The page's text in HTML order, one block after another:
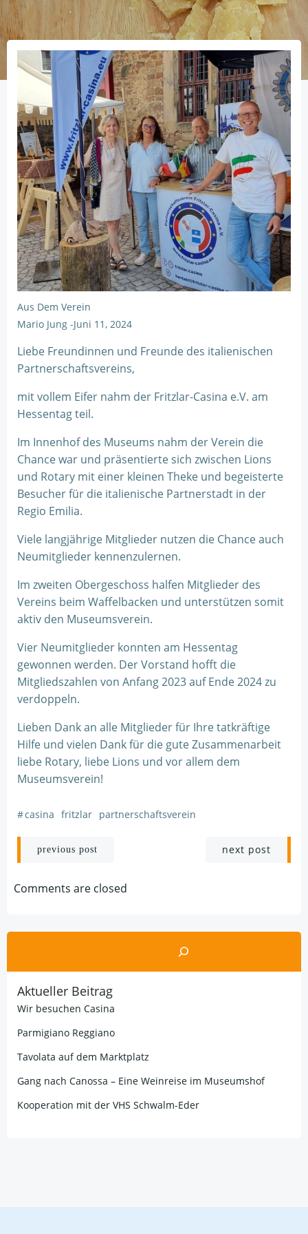
Aus Dem Verein
Mario Jung -Juni 11, 2024
Liebe Freundinnen und Freunde des italienischen
Partnerschaftsvereins,
mit vollem Eifer nahm der Fritzlar-Casina e.V. am
Hessentag teil.
Im Innenhof des Museums nahm der Verein die
Chance war und präsentierte sich zwischen Lions
und Rotary mit einer kleinen Theke und begeisterte
Besucher für die italienische Partnerstadt in der
Regio Emilia.
Viele langjährige Mitglieder nutzen die Chance auch
Neumitglieder kennenzulernen.
Im zweiten Obergeschoss halfen Mitglieder des
Vereins beim Waffelbacken und unterstützen somit
aktiv den Museumsverein.
Vier Neumitglieder konnten am Hessentag
gewonnen werden. Der Vorstand hofft die
Mitgliedszahlen von Anfang 2023 auf Ende 2024 zu
verdoppeln.
Lieben Dank an alle Mitglieder für Ihre tatkräftige
Hilfe und vielen Dank für die gute Zusammenarbeit
liebe Rotary, liebe Lions und vor allem dem
Museumsverein!
#casina fritzlar partnerschaftsverein
Post
navigation
previous post next post
Comments are closed
Suchen
Aktueller Beitrag
Wir besuchen Casina
Parmigiano Reggiano
Tavolata auf dem Marktplatz
Gang nach Canossa – Eine Weinreise im Museumshof
Kooperation mit der VHS Schwalm-Eder